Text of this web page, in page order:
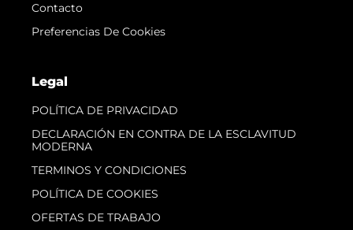
Contacto
Preferencias De Cookies
Legal
POLÍTICA DE PRIVACIDAD
DECLARACIÓN EN CONTRA DE LA ESCLAVITUD
MODERNA
TERMINOS Y CONDICIONES
POLÍTICA DE COOKIES
OFERTAS DE TRABAJO